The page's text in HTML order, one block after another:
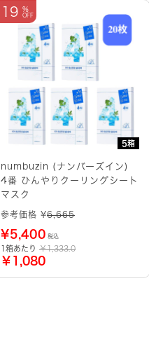
5箱
19
numbuzin (ナンバーズイン)
4番 ひんやりクーリングシート
マスク
参考価格 ¥6,665
¥5,400 税込
1箱あたり ￥1,333.0
￥1,080